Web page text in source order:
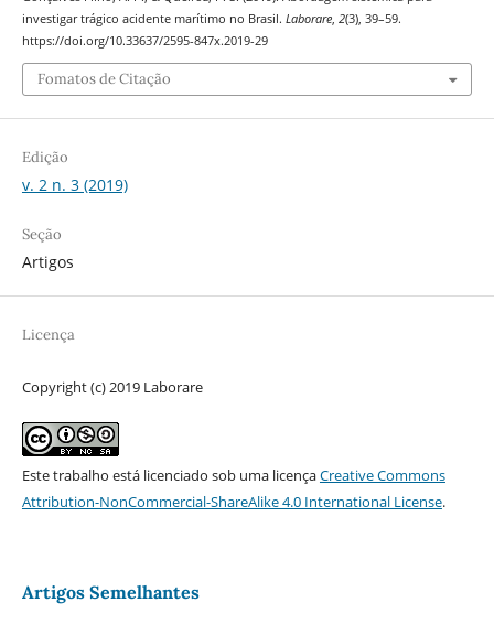
investigar trágico acidente marí­timo no Brasil. Laborare, 2(3), 39–59.
https://doi.org/10.33637/2595-847x.2019-29
Fomatos de Citação
Edição
v. 2 n. 3 (2019)
Seção
Artigos
Licença
Copyright (c) 2019 Laborare
Este trabalho está licenciado sob uma licençaCreative Commons
Attribution-NonCommercial-ShareAlike 4.0 International License.
Artigos Semelhantes